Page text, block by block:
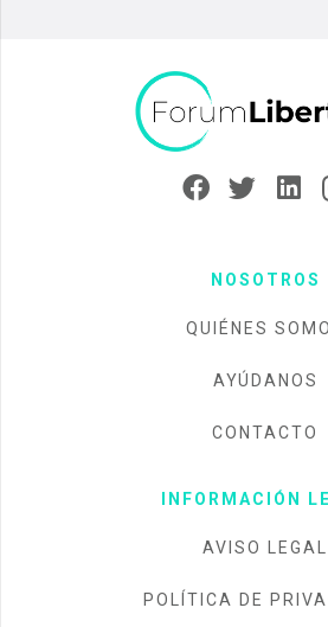
NOSOTROS
QUIÉNES
AYÚDANOS
CONTACTO
INFORMACIÓN
AVISO LEGAL
POLÍTICA DE